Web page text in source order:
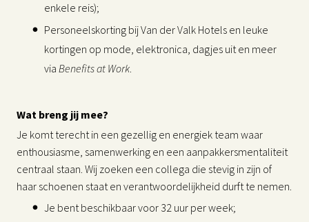
enkele reis);
Personeelskorting bij Van der Valk Hotels en leuke
kortingen op mode, elektronica, dagjes uit en meer
via Benefits at Work.
Wat breng jij mee?
Je komt terecht in een gezellig en energiek team waar
enthousiasme, samenwerking en een aanpakkersmentaliteit
centraal staan. Wij zoeken een collega die stevig in zijn of
haar schoenen staat en verantwoordelijkheid durft te nemen.
Je bent beschikbaar voor 32 uur per week;